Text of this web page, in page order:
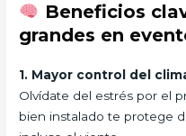
Beneficios
grandes en
1. Mayor control del
Olvídate del estrés por el
bien instalado te protege